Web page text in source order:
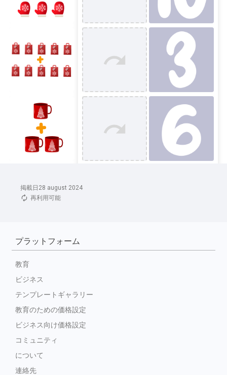
掲載日28 august 2024
再利用可能
プラットフォーム
教育
ビジネス
テンプレートギャラリー
教育のための価格設定
ビジネス向け価格設定
コミュニティ
について
連絡先